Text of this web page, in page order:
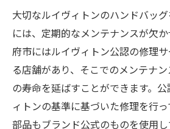
大切なルイヴィトンのハンドバッ
には、定期的なメンテナンスが欠
府市にはルイヴィトン公認の修理
る店舗があり、そこでのメンテナ
の寿命を延ばすことができます。
ィトンの基準に基づいた修理を行
部品もブランド公式のものを使用